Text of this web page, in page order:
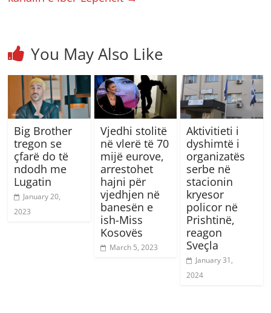
You May Also Like
Big Brother
tregon se
çfarë do të
ndodh me
Lugatin
January 20,
2023
Vjedhi stolitë
në vlerë të 70
mijë eurove,
arrestohet
hajni për
vjedhjen në
banesën e
ish-Miss
Kosovës
March 5, 2023
Aktivitieti i
dyshimtë i
organizatës
serbe në
stacionin
kryesor
policor në
Prishtinë,
reagon
Sveçla
January 31,
2024